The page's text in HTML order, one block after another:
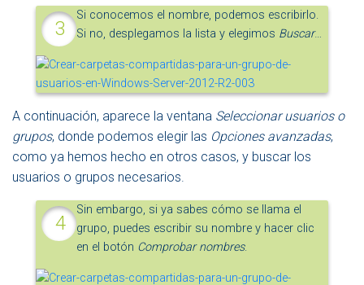
Si conocemos el nombre, podemos escribirlo.
Si no, desplegamos la lista y elegimos Buscar…
A continuación, aparece la ventana Seleccionar usuarios o
grupos, donde podemos elegir las Opciones avanzadas,
como ya hemos hecho en otros casos, y buscar los
usuarios o grupos necesarios.
Sin embargo, si ya sabes cómo se llama el
grupo, puedes escribir su nombre y hacer clic
en el botón Comprobar nombres.